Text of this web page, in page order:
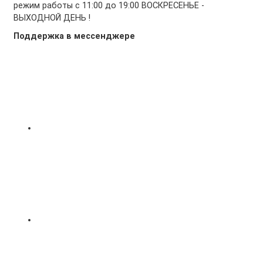
режим работы с 11:00 до 19:00 ВОСКРЕСЕНЬЕ -
ВЫХОДНОЙ ДЕНЬ !
Поддержка в мессенджере